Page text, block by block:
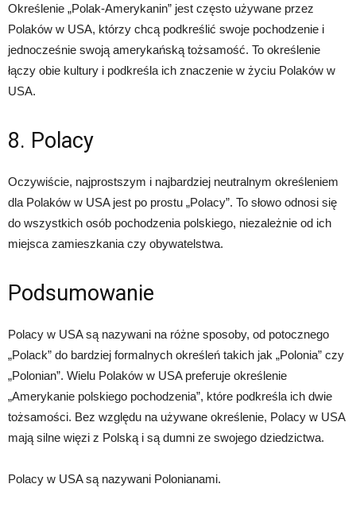
Określenie „Polak-Amerykanin” jest często używane przez
Polaków w USA, którzy chcą podkreślić swoje pochodzenie i
jednocześnie swoją amerykańską tożsamość. To określenie
łączy obie kultury i podkreśla ich znaczenie w życiu Polaków w
USA.
8. Polacy
Oczywiście, najprostszym i najbardziej neutralnym określeniem
dla Polaków w USA jest po prostu „Polacy”. To słowo odnosi się
do wszystkich osób pochodzenia polskiego, niezależnie od ich
miejsca zamieszkania czy obywatelstwa.
Podsumowanie
Polacy w USA są nazywani na różne sposoby, od potocznego
„Polack” do bardziej formalnych określeń takich jak „Polonia” czy
„Polonian”. Wielu Polaków w USA preferuje określenie
„Amerykanie polskiego pochodzenia”, które podkreśla ich dwie
tożsamości. Bez względu na używane określenie, Polacy w USA
mają silne więzi z Polską i są dumni ze swojego dziedzictwa.
Polacy w USA są nazywani Polonianami.